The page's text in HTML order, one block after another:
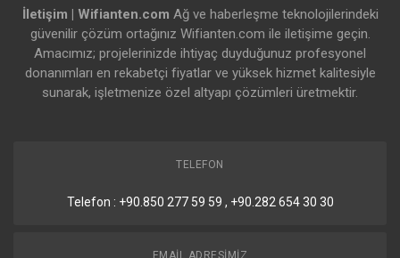
İletişim | Wifianten.com Ağ ve haberleşme teknolojilerindeki
güvenilir çözüm ortağınız Wifianten.com ile iletişime geçin.
Amacımız; projelerinizde ihtiyaç duyduğunuz profesyonel
donanımları en rekabetçi fiyatlar ve yüksek hizmet kalitesiyle
sunarak, işletmenize özel altyapı çözümleri üretmektir.
TELEFON
Telefon : +90.850 277 59 59 , +90.282 654 30 30
EMAIL ADRESIMIZ